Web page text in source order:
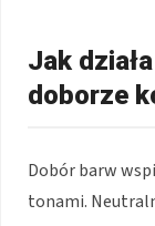
Jak
doborze
Dobór barw
tonami.